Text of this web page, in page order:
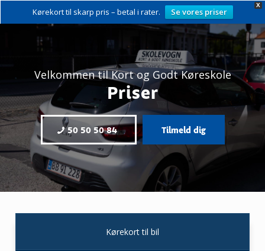
X
Kørekort til skarp pris – betal i rater. Se vores priser
Velkommen til Kort og Godt Køreskole
Priser
50 50 50 84 Tilmeld dig
Kørekort til bil